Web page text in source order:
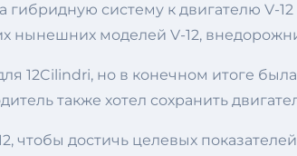
систему к двигателю V-
нынешних моделей V-12,
12Cilindri, но в конечном итоге
также хотел сохранить
достичь целевых